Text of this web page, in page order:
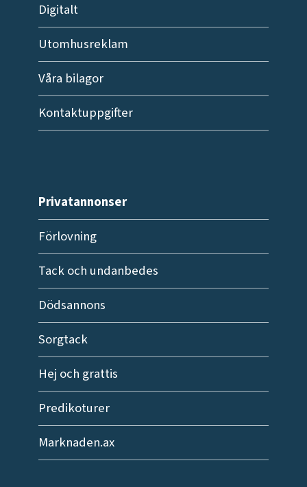
Digitalt
Utomhusreklam
Våra bilagor
Kontaktuppgifter
Privatannonser
Förlovning
Tack och undanbedes
Dödsannons
Sorgtack
Hej och grattis
Predikoturer
Marknaden.ax